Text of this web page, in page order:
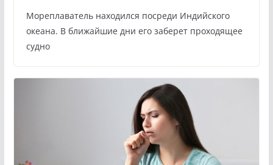
Мореплаватель находился посреди Индийского
океана. В ближайшие дни его заберет проходящее
судно